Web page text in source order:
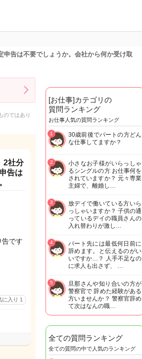
告は不要でしょうか。会社から何か受け取
のではあり
2社分
告は
です
に入り 1
[お仕事]カテゴリの
質問ランキング
お仕事人気の質問ランキング
30歳前後でパートの方どん
な仕事してますか？
1
小さなお子様がいらっしゃ
るシングルの方 お仕事何を
されていますか？ 元々専業
主婦で、離婚し…
2
放デイで働いている方いら
っしゃいますか？ 子供の通
っているデイの職員さんの
入れ替わりが激し…
3
パート先には最低何日前に
辞めます。と伝えるのがい
いですか…？ 人手不足なの
に求人も出さず、 …
4
旦那さんや知り合いの方が
警察官で 辞めた経験がある
方いませんか？ 警察官辞め
て次はなんの職…
5
全ての質問ランキング
全ての質問の中で人気のランキング